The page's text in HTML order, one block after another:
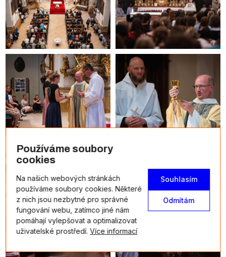
Používáme soubory
cookies
Na našich webových stránkách
používáme soubory cookies. Některé
z nich jsou nezbytné pro správné
fungování webu, zatímco jiné nám
pomáhají vylepšovat a optimalizovat
uživatelské prostředí.Více informací
Souhlasím
Odmítám